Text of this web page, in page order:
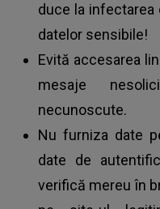
duce la infectarea
datelor sensibile!
Evită accesarea
mesaje
necunoscute.
Nu furniza date
date de
verifică mereu în